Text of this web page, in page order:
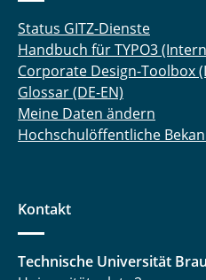
Status GITZ-Dienste
Handbuch für TYPO3
Corporate Design-Toolbox
Glossar (DE-EN)
Meine Daten ändern
Hochschulöffentliche
Kontakt
Technische Universität